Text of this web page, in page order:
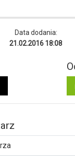
Data dodania:
21.02.2016 18:08